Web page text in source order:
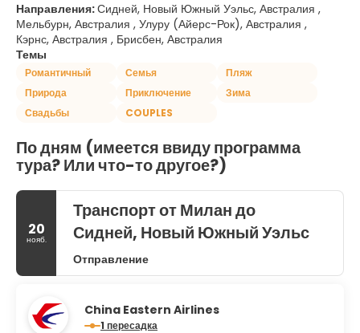
Направления:Сидней, Новый Южный Уэльс, Австралия ,
Мельбурн, Австралия , Улуру (Айерс-Рок), Австралия ,
Кэрнс, Австралия , Брисбен, Австралия
Темы
Романтичный Семья
Пляж
Природа
Приключение
Зима
Свадьбы
COUPLES
По дням (имеется ввиду программа
тура? Или что-то другое?)
20
нояб.
Транспорт от Милан до
Сидней, Новый Южный Уэльс
Отправление
China Eastern Airlines
1 пересадка